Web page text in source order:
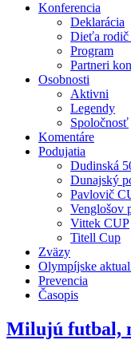
Konferencia
Deklarácia
Dieťa rodič
Program
Partneri
Osobnosti
Aktivni
Legendy
Spoločnosť
Komentáre
Podujatia
Dudinská
Dunajský
Pavlovič
Venglošov
Vittek CUP
Titell Cup
Zväzy
Olympíjske
Prevencia
Časopis
Milujú futbal,